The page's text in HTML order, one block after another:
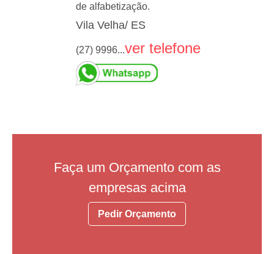
de alfabetização.
Vila Velha/ ES
(27) 9996...ver telefone
Faça um Orçamento com as
empresas acima
Pedir Orçamento